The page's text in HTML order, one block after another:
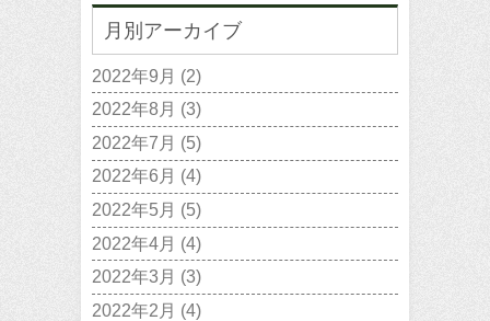
月別アーカイブ
2022年9月 (2)
2022年8月 (3)
2022年7月 (5)
2022年6月 (4)
2022年5月 (5)
2022年4月 (4)
2022年3月 (3)
2022年2月 (4)